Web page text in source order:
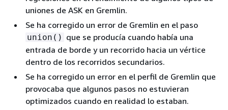
uniones de ASK en Gremlin.
Se ha corregido un error de Gremlin en el paso
union() que se producía cuando había una
entrada de borde y un recorrido hacia un vértice
dentro de los recorridos secundarios.
Se ha corregido un error en el perfil de Gremlin que
provocaba que algunos pasos no estuvieran
optimizados cuando en realidad lo estaban.